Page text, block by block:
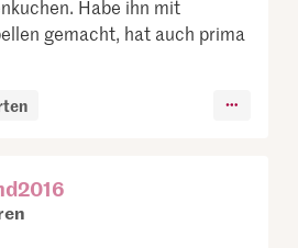
Habe ihn mit
gemacht, hat auch prima